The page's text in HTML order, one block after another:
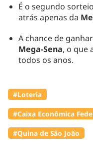
É o segundo
atrás apenas da
A chance de
Mega-Sena, o que
todos os anos.
#Loteria
#Caixa Econômica
#Quina de São João